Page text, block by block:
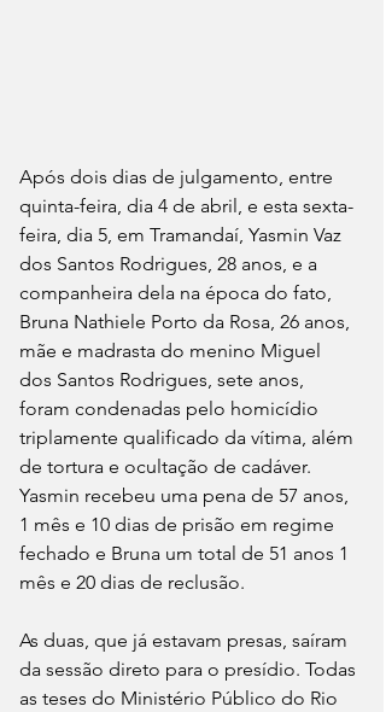
Após dois dias de julgamento, entre
quinta-feira, dia 4 de abril, e esta sexta-
feira, dia 5, em Tramandaí, Yasmin Vaz
dos Santos Rodrigues, 28 anos, e a
companheira dela na época do fato,
Bruna Nathiele Porto da Rosa, 26 anos,
mãe e madrasta do menino Miguel
dos Santos Rodrigues, sete anos,
foram condenadas pelo homicídio
triplamente qualificado da vítima, além
de tortura e ocultação de cadáver.
Yasmin recebeu uma pena de 57 anos,
1 mês e 10 dias de prisão em regime
fechado e Bruna um total de 51 anos 1
mês e 20 dias de reclusão.
As duas, que já estavam presas, saíram
da sessão direto para o presídio. Todas
as teses do Ministério Público do Rio